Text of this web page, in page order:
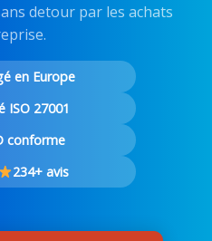
detour par les achats
en Europe
ISO 27001
conforme
234+ avis